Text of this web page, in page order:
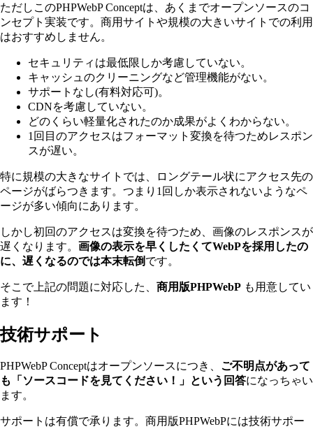
ただしこのPHPWebP Conceptは、あくまでオープンソースのコ
ンセプト実装です。商用サイトや規模の大きいサイトでの利用
はおすすめしません。
セキュリティは最低限しか考慮していない。
キャッシュのクリーニングなど管理機能がない。
サポートなし(有料対応可)。
CDNを考慮していない。
どのくらい軽量化されたのか成果がよくわからない。
1回目のアクセスはフォーマット変換を待つためレスポン
スが遅い。
特に規模の大きなサイトでは、ロングテール状にアクセス先の
ページがばらつきます。つまり1回しか表示されないようなペ
ージが多い傾向にあります。
しかし初回のアクセスは変換を待つため、画像のレスポンスが
遅くなります。 画像の表示を早くしたくてWebPを採用したの
に、遅くなるのでは本末転倒です。
そこで上記の問題に対応した、 商用版PHPWebP も用意してい
ます！
技術サポート
PHPWebP Conceptはオープンソースにつき、 ご不明点があって
も「ソースコードを見てください！」という回答になっちゃい
ます。
サポートは有償で承ります。商用版PHPWebPには技術サポー